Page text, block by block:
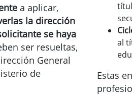
a aplicar,
la dirección
se haya
ser resueltas,
General
de
al
Estas